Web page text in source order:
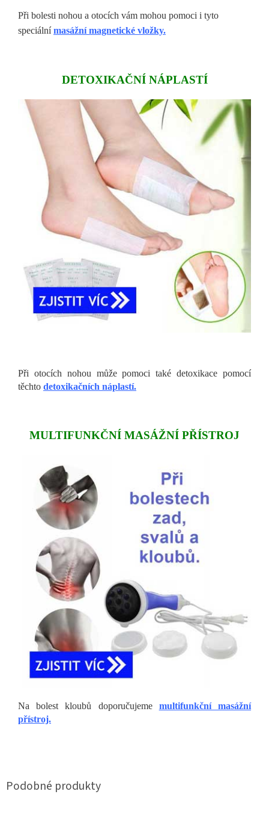
Při bolesti nohou a otocích vám mohou pomoci i tyto
speciálnímasážní magnetické vložky.
DETOXIKAČNÍ NÁPLASTÍ
Při otocích nohou může pomoci také detoxikace pomocí
těchto detoxikačních náplastí.
MULTIFUNKČNÍ MASÁŽNÍ PŘÍSTROJ
Na bolest kloubů doporučujeme multifunkční masážní
přístroj.